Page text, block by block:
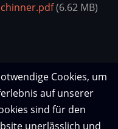
(6.62 MB)
Cookies, um
auf unserer
sind für den
unerlässlich und